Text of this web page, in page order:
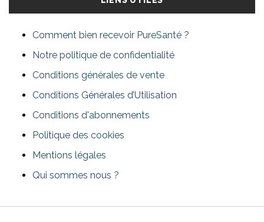
Comment bien recevoir PureSanté ?
Notre politique de confidentialité
Conditions générales de vente
Conditions Générales d’Utilisation
Conditions d'abonnements
Politique des cookies
Mentions légales
Qui sommes nous ?